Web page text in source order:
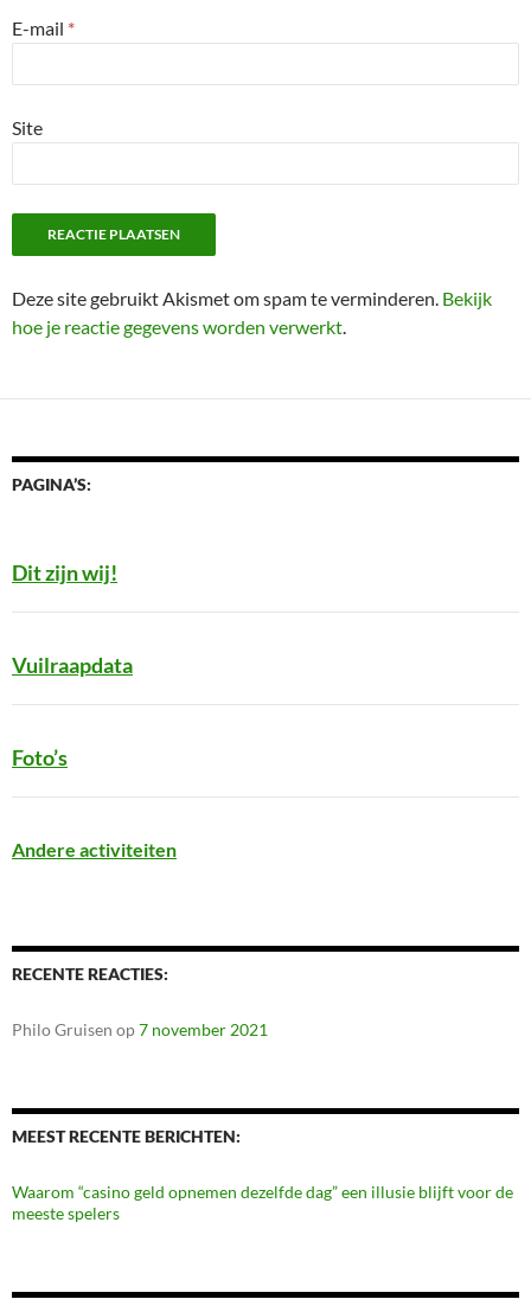
E-mail *
Site
Deze site gebruikt Akismet om spam te verminderen. Bekijk
hoe je reactie gegevens worden verwerkt.
PAGINA’S:
Dit zijn wij!
Vuilraapdata
Foto’s
Andere activiteiten
RECENTE REACTIES:
Philo Gruisen op7 november 2021
MEEST RECENTE BERICHTEN:
Waarom “casino geld opnemen dezelfde dag” een illusie blijft voor de
meeste spelers